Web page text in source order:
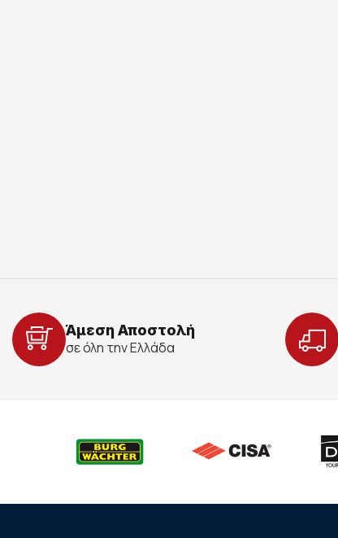
Άμεση Αποστολή
σε όλη την Ελλάδα